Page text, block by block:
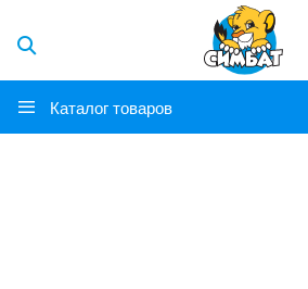
Каталог товаров